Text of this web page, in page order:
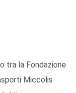
tra la Fondazione
Miccolis